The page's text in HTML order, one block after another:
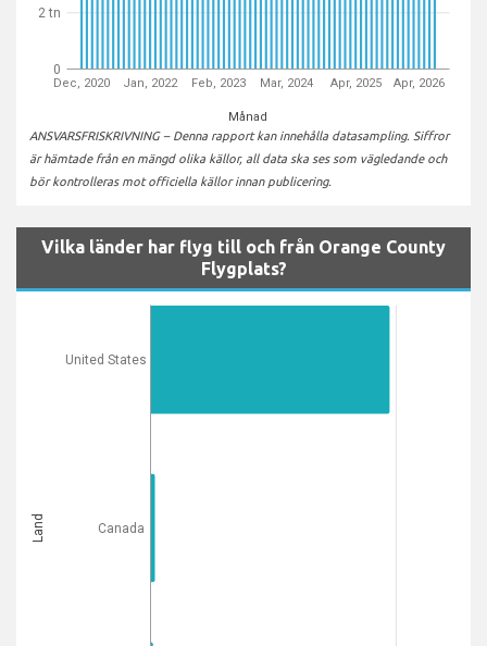
Dec, 2020 Jan, 2022 Feb, 2023 Mar, 2024 Apr, 2025 Apr, 2026
Månad
0
2 tn
ANSVARSFRISKRIVNING – Denna rapport kan innehålla datasampling. Siffror
är hämtade från en mängd olika källor, all data ska ses som vägledande och
bör kontrolleras mot officiella källor innan publicering.
Vilka länder har flyg till och från Orange County
Flygplats?
United States
Canada
Land